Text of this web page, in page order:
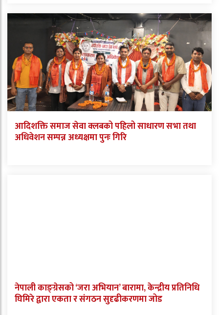
आदिशक्ति समाज सेवा क्लबको पहिलो साधारण सभा तथा
अधिवेशन सम्पन्न अध्यक्षमा पुनः गिरि
नेपाली काङ्ग्रेसको ‘जरा अभियान’ बारामा, केन्द्रीय प्रतिनिधि
घिमिरे द्वारा एकता र संगठन सुदृढीकरणमा जोड